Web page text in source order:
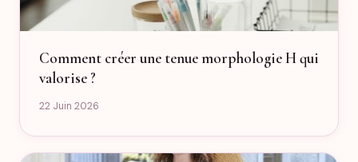
Comment créer une tenue morphologie H qui
valorise ?
22 Juin 2026